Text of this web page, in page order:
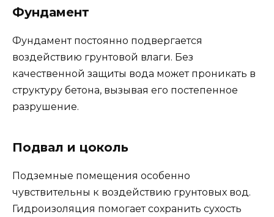
Фундамент
Фундамент постоянно подвергается
воздействию грунтовой влаги. Без
качественной защиты вода может проникать в
структуру бетона, вызывая его постепенное
разрушение.
Подвал и цоколь
Подземные помещения особенно
чувствительны к воздействию грунтовых вод.
Гидроизоляция помогает сохранить сухость